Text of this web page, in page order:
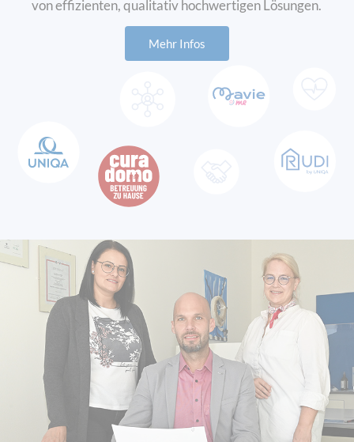
und persönliche Betreuung.
Bei UNIQA werden
Versicherungsagenturen als
Unternehmer:innen, die im Namen
von UNIQA agieren und Kund:innen
vor Ort betreuen. Eine
GeneralAgentur bietet persönliche
abgestimmt ist – von der
Risikoanalyse über die
Produktauswahl bis hin zur
Unterstützung im Schadensfall.
Dank ihrer regionalen Verankerung
und der engen Zusammenarbeit mit
UNIQA verbinden
GeneralAgenturen persönliche
Nähe mit der Sicherheit eines
großen
Versicherungsunternehmens.
von effizienten, qualitativ hochwertigen Lösungen.
Mehr Infos